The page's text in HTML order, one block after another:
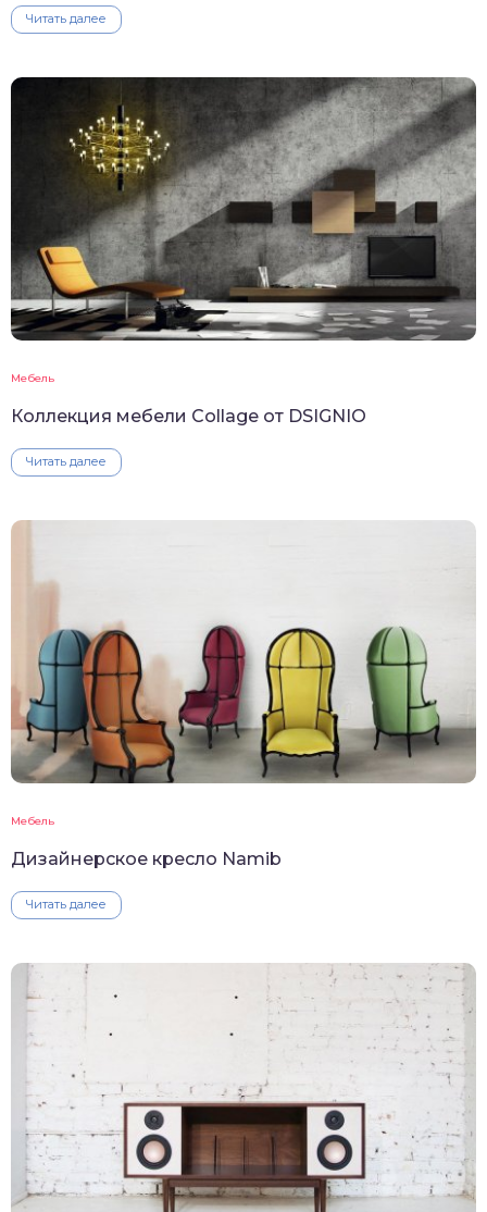
Читать далее
Мебель
Коллекция мебели Collage от DSIGNIO
Читать далее
Мебель
Дизайнерское кресло Namib
Читать далее